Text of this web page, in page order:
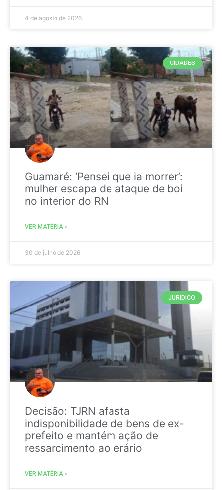
4 de agosto de 2026
CIDADES
Guamaré: ‘Pensei que ia morrer’:
mulher escapa de ataque de boi
no interior do RN
VER MATÉRIA »
30 de julho de 2026
JURIDICO
Decisão: TJRN afasta
indisponibilidade de bens de ex-
prefeito e mantém ação de
ressarcimento ao erário
VER MATÉRIA »